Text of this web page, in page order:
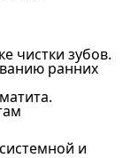
чистки зубов.
ранних
и